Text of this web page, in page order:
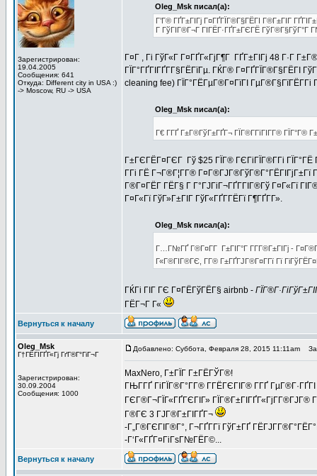
Зарегистрирован:
19.04.2005
Сообщения: 641
Откуда: Different city in USA :)
-> Moscow, RU -> USA
Oleg_Msk писал(а):
Г’Г® ГҐГ±ГІГј Г¤ГҐГЇГ®Г§ГЁГІ Г®Г±ГІГ
Г ГўГІГ®Г¬Г ГІГЁГ·ГҐГ±ГЄГЁ ГўГ®Г§ГўГ°Г
Г¤Г , Гі ГўГ«Г Г¤ГҐГ«ГјГ¶Г ГҐГ±ГІГј 48 Г·Г
ГЇГ°ГҐГІГҐГ­Г§ГЁГїГµ. ГЌГ® Г¤ГҐГЇГ®Г§ГЁГІ
cleaning fee) ГЇГ°ГЁГµГ®Г¤ГїГІ
Oleg_Msk писал(а):
Г€ Г­ГҐ Г±Г®ГўГ±ГҐГ¬ ГЇГ®Г­ГїГІГ­Г® ГЇГ°Г®
Г±ГЄГЁГ¤ГЄГ Гў $25 ГЇГ® ГЄГіГЇГ®Г­Гі
Г­Гі ГЁ Г¬Г®Г¦Г­Г®
Г®Г¤ГЁГ­ ГЁГ§ Г Г°ГЈГіГ¬ГҐГ­ГІГ®Гў Г¤Г«Гї
Г¤Г«Гї ГўГ»Г±ГІГ ГўГ«ГҐГ­ГЁГї Г¶ГҐГ­Г».
Oleg_Msk писал(а):
Г…Г№ГҐ Г®Г¤Г­Г Г±ГІГ°Г Г­Г­Г®Г±ГІГј -
Г«Г®ГІГ®ГЄ, Г­Г® Г±ГҐГЈГ®Г¤Г­Гї Гї
ГЌГі ГІГ ГЄ Г¤ГЁГўГЁГ§ airbnb -
ГЁГ¬Г Г«
Вернуться к началу
Oleg_Msk
Г†ГЁГІГҐГ«Гј ГґГ®Г°ГіГ¬Г
Зарегистрирован:
30.09.2004
Сообщения: 1000
Добавлено: Суббота, Февраля 28, 2015 11:11am
MaxNero, Г±ГЇГ Г±ГЁГЎГ®!
ГЊГ­ГҐ ГіГЇГ®Г°Г­Г® Г­ГЁГЄГІГ® Г­ГҐ ГµГ®Г·ГҐГІ
ГЄГ®Г¬ГЇГ«ГҐГЄГІГ» ГЇГ®Г±ГІГҐГ«ГјГ­Г®ГЈГ®
Г®ГЄ 3 ГЈГ®Г±ГІГҐГ¬
-Г„Г®ГЄГІГ®Г°, Г¬ГҐГ­Гї ГўГ±ГҐ
-Г‘Г«ГҐГ¤ГіГѕГ№ГЁГ©...
Вернуться к началу